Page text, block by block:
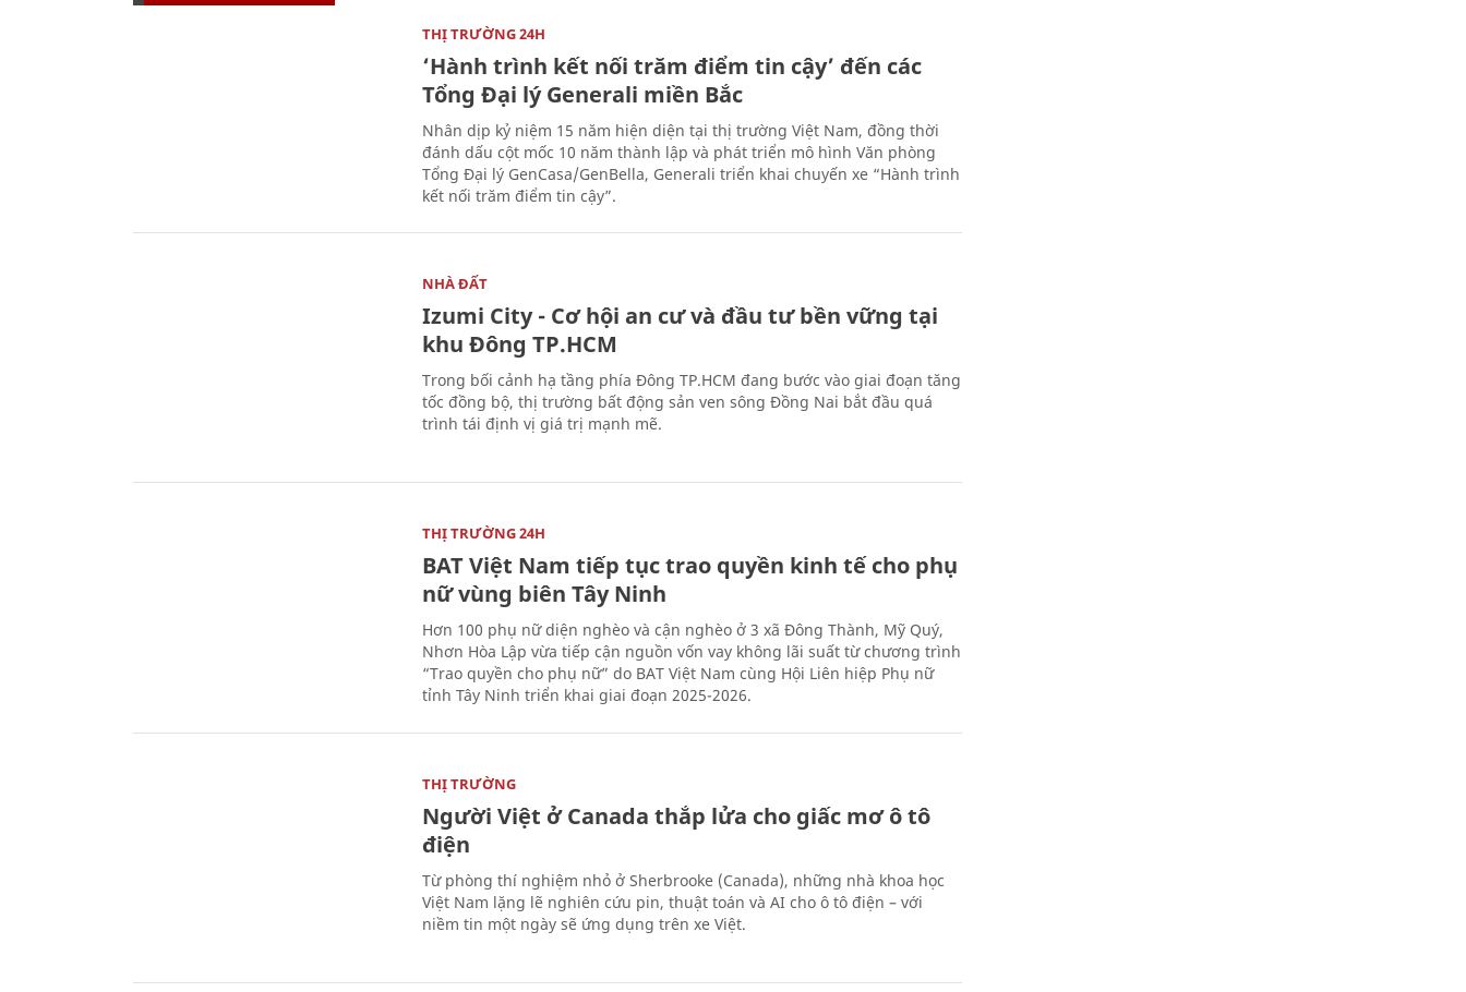
THỊ TRƯỜNG 24H
‘Hành trình kết nối trăm điểm tin cậy’ đến các
Tổng Đại lý Generali miền Bắc
Nhân dịp kỷ niệm 15 năm hiện diện tại thị trường Việt Nam, đồng thời
đánh dấu cột mốc 10 năm thành lập và phát triển mô hình Văn phòng
Tổng Đại lý GenCasa/GenBella, Generali triển khai chuyến xe “Hành trình
kết nối trăm điểm tin cậy”.
NHÀ ĐẤT
Izumi City - Cơ hội an cư và đầu tư bền vững tại
khu Đông TP.HCM
Trong bối cảnh hạ tầng phía Đông TP.HCM đang bước vào giai đoạn tăng
tốc đồng bộ, thị trường bất động sản ven sông Đồng Nai bắt đầu quá
trình tái định vị giá trị mạnh mẽ.
THỊ TRƯỜNG 24H
BAT Việt Nam tiếp tục trao quyền kinh tế cho phụ
nữ vùng biên Tây Ninh
Hơn 100 phụ nữ diện nghèo và cận nghèo ở 3 xã Đông Thành, Mỹ Quý,
Nhơn Hòa Lập vừa tiếp cận nguồn vốn vay không lãi suất từ chương trình
“Trao quyền cho phụ nữ” do BAT Việt Nam cùng Hội Liên hiệp Phụ nữ
tỉnh Tây Ninh triển khai giai đoạn 2025-2026.
THỊ TRƯỜNG
Người Việt ở Canada thắp lửa cho giấc mơ ô tô
điện
Từ phòng thí nghiệm nhỏ ở Sherbrooke (Canada), những nhà khoa học
Việt Nam lặng lẽ nghiên cứu pin, thuật toán và AI cho ô tô điện – với
niềm tin một ngày sẽ ứng dụng trên xe Việt.